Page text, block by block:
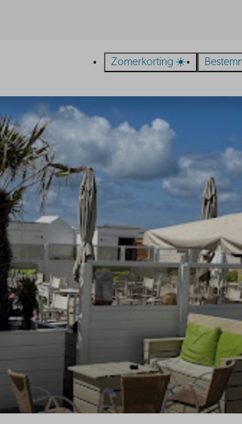
Zomerkorting ☀️